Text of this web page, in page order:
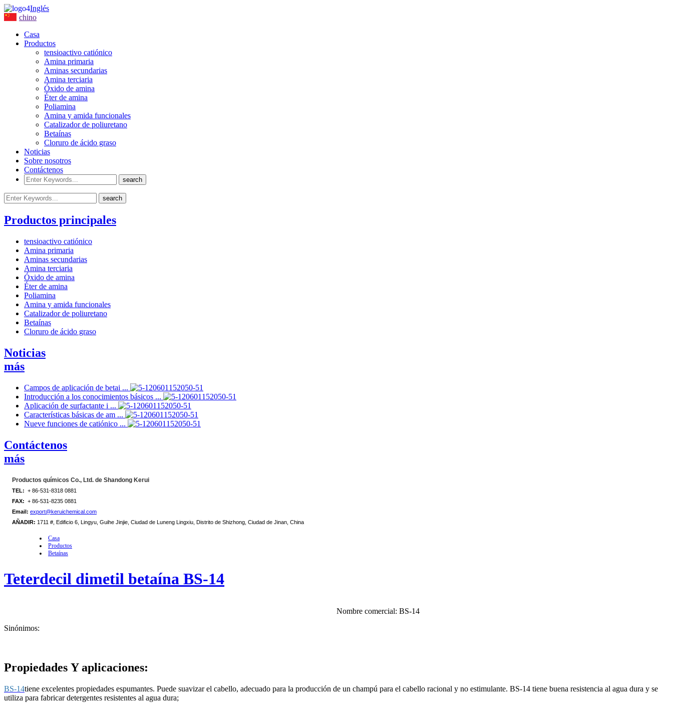
Inglés
chino
Casa
Productos
tensioactivo catiónico
Amina primaria
Aminas secundarias
Amina terciaria
Óxido de amina
Éter de amina
Poliamina
Amina y amida funcionales
Catalizador de poliuretano
Betaínas
Cloruro de ácido graso
Noticias
Sobre nosotros
Contáctenos
Productos principales
tensioactivo catiónico
Amina primaria
Aminas secundarias
Amina terciaria
Óxido de amina
Éter de amina
Poliamina
Amina y amida funcionales
Catalizador de poliuretano
Betaínas
Cloruro de ácido graso
Noticias
más
Campos de aplicación de betai ...
Introducción a los conocimientos básicos ...
Aplicación de surfactante i ...
Características básicas de am ...
Nueve funciones de catiónico ...
Contáctenos
más
Productos químicos Co., Ltd. de Shandong Kerui
TEL: + 86-531-8318 0881
FAX: + 86-531-8235 0881
Email: export@keruichemical.com
AÑADIR: 1711 #, Edificio 6, Lingyu, Guihe Jinjie, Ciudad de Luneng Lingxiu, Distrito de Shizhong, Ciudad de Jinan, China
Casa
Productos
Betaínas
Teterdecil dimetil betaína BS-14
Nombre comercial: BS-14
Sinónimos:
Propiedades Y aplicaciones:
BS-14tiene excelentes propiedades espumantes. Puede suavizar el cabello, adecuado para la producción de un champú para el cabello racional y no estimulante. BS-14 tiene buena resistencia al agua dura y se
utiliza para fabricar detergentes resistentes al agua dura;